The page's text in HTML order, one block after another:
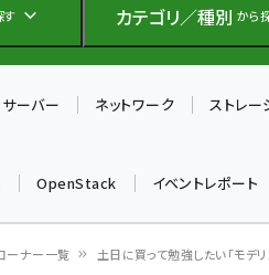
す カテゴリ／種別 から
サーバー ネットワーク ストレー
OpenStack イベントレポート
ーナー一覧 土日に買って勉強したい「モデリ